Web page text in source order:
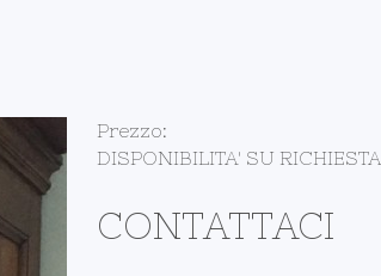
Prezzo:
DISPONIBILITA' SU RICHIESTA
CONTATTACI